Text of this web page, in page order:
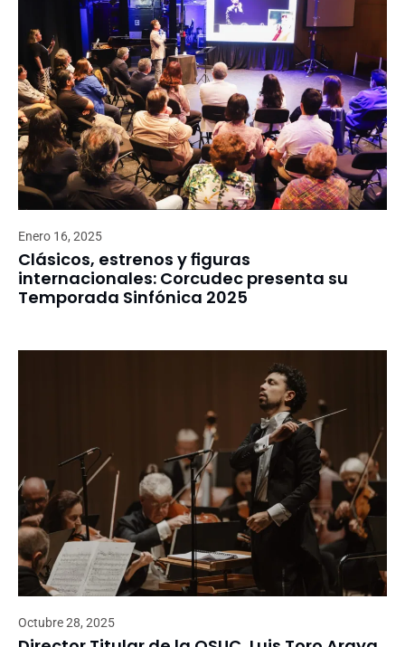
Enero 16, 2025
Clásicos, estrenos y figuras
internacionales: Corcudec presenta su
Temporada Sinfónica 2025
Octubre 28, 2025